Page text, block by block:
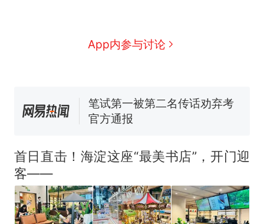
App内参与讨论
协会回应
男子上山采菌偶然发现鸡枞菌
窝，原地守1天等它长大：挖了
来源：参考消息）
笔试第一被第二名传话劝弃考
官方通报
因老师一句“跟我回家”改写了
人生
首日直击！海淀这座“最美书店”，开门迎
客——